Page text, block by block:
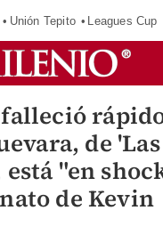
Unión Tepito Leagues Cup
de 'Las
está "en
de Kevin